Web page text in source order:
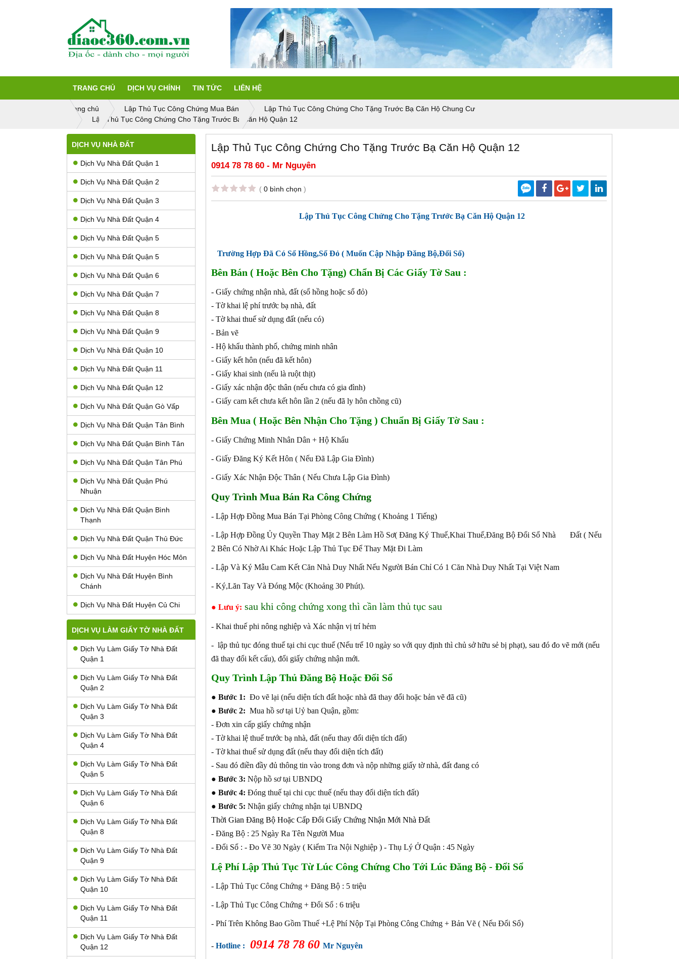
TRANG CHỦ DỊCH VỤ CHÍNH TIN TỨC LIÊN HỆ
Trang chủ Lập Thủ Tục Công Chứng Mua Bán
Lập Thủ Tục Công Chứng Cho Tặng Trước Bạ Căn Hộ Chung Cư
Lập Thủ Tục Công Chứng Cho Tặng Trước Bạ Căn Hộ Quận 12
DỊCH VỤ NHÀ ĐẤT
Dịch Vụ Nhà Đất Quận 1
Dịch Vụ Nhà Đất Quận 2
Dịch Vụ Nhà Đất Quận 3
Dịch Vụ Nhà Đất Quận 4
Dịch Vụ Nhà Đất Quận 5
Dịch Vụ Nhà Đất Quận 5
Dịch Vụ Nhà Đất Quận 6
Dịch Vụ Nhà Đất Quận 7
Dịch Vụ Nhà Đất Quận 8
Dịch Vụ Nhà Đất Quận 9
Dịch Vụ Nhà Đất Quận 10
Dịch Vụ Nhà Đất Quận 11
Dịch Vụ Nhà Đất Quận 12
Dịch Vụ Nhà Đất Quận Gò Vấp
Dịch Vụ Nhà Đất Quận Tân Bình
Dịch Vụ Nhà Đất Quận Bình Tân
Dịch Vụ Nhà Đất Quận Tân Phú
Dịch Vụ Nhà Đất Quận Phú
Nhuận
Dịch Vụ Nhà Đất Quận Bình
Thạnh
Dịch Vụ Nhà Đất Quận Thủ Đức
Dịch Vụ Nhà Đất Huyện Hóc Môn
Dịch Vụ Nhà Đất Huyện Bình
Chánh
Dịch Vụ Nhà Đất Huyện Củ Chi
DỊCH VỤ LÀM GIẤY TỜ NHÀ ĐẤT
Dịch Vụ Làm Giấy Tờ Nhà Đất
Quận 1
Dịch Vụ Làm Giấy Tờ Nhà Đất
Quận 2
Dịch Vụ Làm Giấy Tờ Nhà Đất
Quận 3
Dịch Vụ Làm Giấy Tờ Nhà Đất
Quận 4
Dịch Vụ Làm Giấy Tờ Nhà Đất
Quận 5
Dịch Vụ Làm Giấy Tờ Nhà Đất
Quận 6
Dịch Vụ Làm Giấy Tờ Nhà Đất
Quận 8
Dịch Vụ Làm Giấy Tờ Nhà Đất
Quận 9
Dịch Vụ Làm Giấy Tờ Nhà Đất
Quận 10
Dịch Vụ Làm Giấy Tờ Nhà Đất
Quận 11
Dịch Vụ Làm Giấy Tờ Nhà Đất
Quận 12
Lập Thủ Tục Công Chứng Cho Tặng Trước Bạ Căn Hộ Quận 12
0914 78 78 60 - Mr Nguyên
( 0 bình chọn )
Lập Thủ Tục Công Chứng Cho Tặng Trước Bạ Căn Hộ Quận 12
Trường Hợp Đã Có Sổ Hồng,Sổ Đỏ ( Muốn Cập Nhập Đăng Bộ,Đổi Sổ)
Bên Bán ( Hoặc Bên Cho Tặng) Chẩn Bị Các Giấy Tờ Sau :
- Giấy chứng nhận nhà, đất (sổ hồng hoặc sổ đỏ)
- Tờ khai lệ phí trước bạ nhà, đất
- Tờ khai thuế sử dụng đất (nếu có)
- Bản vẽ
- Hộ khẩu thành phố, chứng minh nhân
- Giấy kết hôn (nếu đã kết hôn)
- Giấy khai sinh (nếu là ruột thịt)
- Giấy xác nhận độc thân (nếu chưa có gia đình)
- Giấy cam kết chưa kết hôn lần 2 (nếu đã ly hôn chồng cũ)
Bên Mua ( Hoặc Bên Nhận Cho Tặng ) Chuẩn Bị Giấy Tờ Sau :
- Giấy Chứng Minh Nhân Dân + Hộ Khẩu
- Giấy Đăng Ký Kết Hôn ( Nếu Đã Lập Gia Đình)
- Giấy Xác Nhận Độc Thân ( Nếu Chưa Lập Gia Đình)
Quy Trình Mua Bán Ra Công Chứng
- Lập Hợp Đồng Mua Bán Tại Phòng Công Chứng ( Khoảng 1 Tiếng)
- Lập Hợp Đồng Ủy Quyền Thay Mặt 2 Bên Làm Hồ Sơ( Đăng Ký Thuế,Khai Thuế,Đăng Bộ Đổi Sổ Nhà Đất ( Nếu
2 Bên Có Nhờ Ai Khác Hoặc Lập Thủ Tục Để Thay Mặt Đi Làm
- Lập Và Ký Mẫu Cam Kết Căn Nhà Duy Nhất Nếu Người Bán Chỉ Có 1 Căn Nhà Duy Nhất Tại Việt Nam
- Ký,Lăn Tay Và Đóng Mộc (Khoảng 30 Phút).
● Lưu ý: sau khi công chứng xong thì cần làm thủ tục sau
- Khai thuế phi nông nghiệp và Xác nhận vị trí hẻm
- lập thủ tục đóng thuế tại chi cục thuế (Nếu trể 10 ngày so với quy định thì chủ sở hữu sẻ bị phạt), sau đó đo vẽ mới (nếu
đã thay đổi kết cấu), đổi giấy chứng nhận mới.
Quy Trình Lập Thủ Đăng Bộ Hoặc Đổi Sổ
● Bước 1: Đo vẽ lại (nếu diện tích đất hoặc nhà đã thay đổi hoặc bản vẽ đã cũ)
● Bước 2: Mua hồ sơ tại Uỷ ban Quận, gồm:
- Đơn xin cấp giấy chứng nhận
- Tờ khai lệ thuế trước bạ nhà, đất (nếu thay đổi diện tích đất)
- Tờ khai thuế sử dụng đất (nếu thay đổi diện tích đất)
- Sau đó điền đầy đủ thông tin vào trong đơn và nộp những giấy tờ nhà, đất đang có
● Bước 3: Nộp hồ sơ tại UBNDQ
● Bước 4: Đóng thuế tại chi cục thuế (nếu thay đổi diện tích đất)
● Bước 5: Nhận giấy chứng nhận tại UBNDQ
Thời Gian Đăng Bộ Hoặc Cấp Đổi Giấy Chứng Nhận Mới Nhà Đất
- Đăng Bộ : 25 Ngày Ra Tên Người Mua
- Đổi Sổ : - Đo Vẽ 30 Ngày ( Kiểm Tra Nội Nghiệp ) - Thụ Lý Ở Quận : 45 Ngày
Lệ Phí Lập Thủ Tục Từ Lúc Công Chứng Cho Tới Lúc Đăng Bộ - Đổi Sổ
- Lập Thủ Tục Công Chứng + Đăng Bộ : 5 triệu
- Lập Thủ Tục Công Chứng + Đổi Sổ : 6 triệu
- Phí Trên Không Bao Gồm Thuế +Lệ Phí Nộp Tại Phòng Công Chứng + Bản Vẽ ( Nếu Đổi Sổ)
- Hotline : 0914 78 78 60 Mr Nguyên